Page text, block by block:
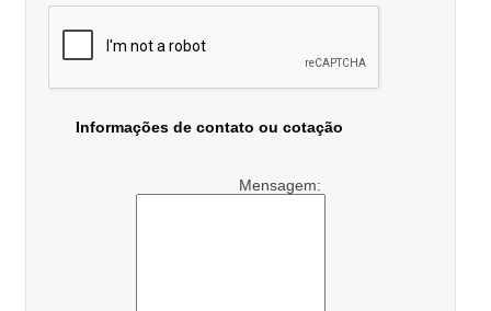
Informações de contato ou cotação
Mensagem: